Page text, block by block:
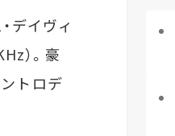
デイヴィ
）。豪
トロデ